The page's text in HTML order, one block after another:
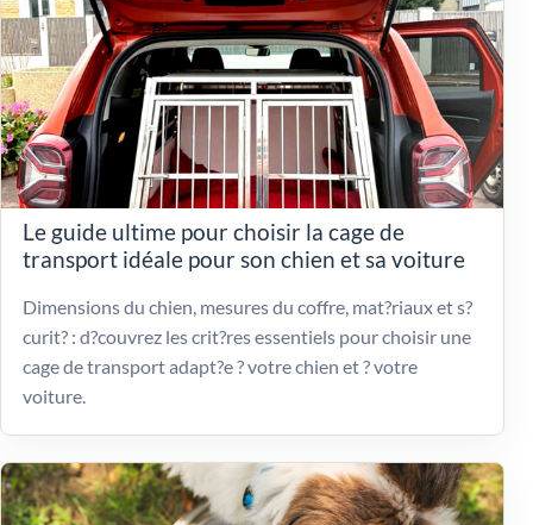
Le guide ultime pour choisir la cage de
transport idéale pour son chien et sa voiture
Dimensions du chien, mesures du coffre, mat?riaux et s?
curit? : d?couvrez les crit?res essentiels pour choisir une
cage de transport adapt?e ? votre chien et ? votre
voiture.